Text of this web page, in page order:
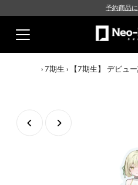
予約商品
› 7期生› 【7期生】 デビュ